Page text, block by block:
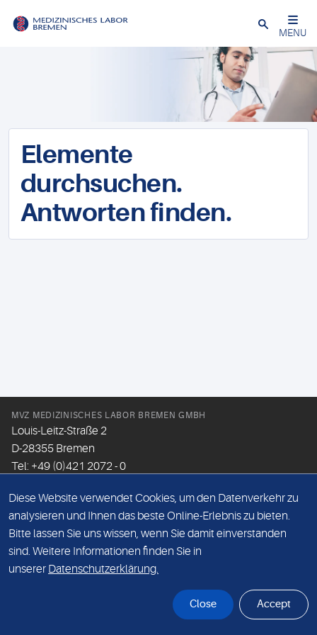
Schließen
MENU
Elemente
durchsuchen.
Antworten finden.
MVZ MEDIZINISCHES LABOR BREMEN GMBH
Louis-Leitz-Straße 2
D-28355 Bremen
Tel: +49 (0)421 2072 - 0
Email:info@mlhb.de
DATENSCHUTZ
IMPRESSUM
Diese Website verwendet Cookies, um den Datenverkehr zu
analysieren und Ihnen das beste Online-Erlebnis zu bieten.
Bitte lassen Sie uns wissen, wenn Sie damit einverstanden
sind. Weitere Informationen finden Sie in
unserer Datenschutzerklärung.
Close Accept